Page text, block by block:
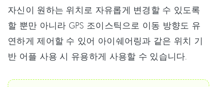
자신이 원하는 위치로 자유롭게 변경할 수 있도록
할 뿐만 아니라 GPS 조이스틱으로 이동 방향도 유
연하게 제어할 수 있어 아이쉐어링과 같은 위치 기
반 어플 사용 시 유용하게 사용할 수 있습니다.